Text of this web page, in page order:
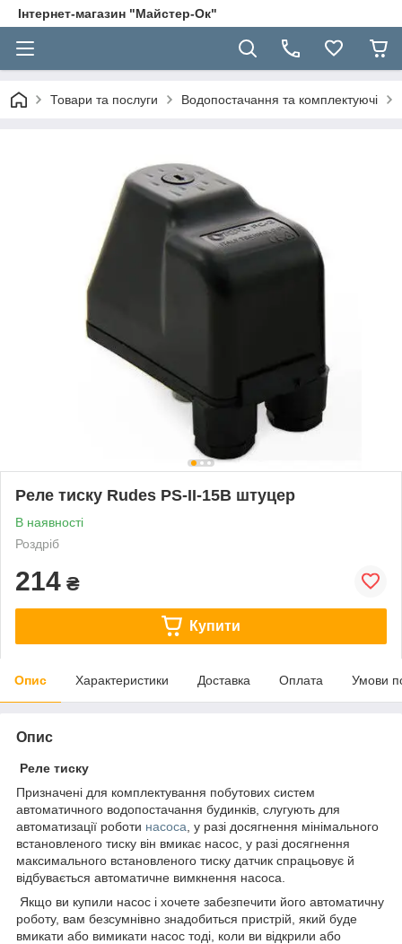
Інтернет-магазин "Майстер-Ок"
Товари та послуги Водопостачання та комплектуючі
Реле тиску Rudes PS-II-15B штуцер
В наявності
Роздріб
214 ₴
Купити
Опис Характеристики Доставка Оплата Умови
Опис
Реле тиску
Призначені для комплектування побутових систем
автоматичного водопостачання будинків, слугують для
автоматизації роботи насоса , у разі досягнення мінімального
встановленого тиску він вмикає насос, у разі досягнення
максимального встановленого тиску датчик спрацьовує й
відбувається автоматичне вимкнення насоса.
Якщо ви купили насос і хочете забезпечити його автоматичну
роботу, вам безсумнівно знадобиться пристрій, який буде
вмикати або вимикати насос тоді, коли ви відкрили або